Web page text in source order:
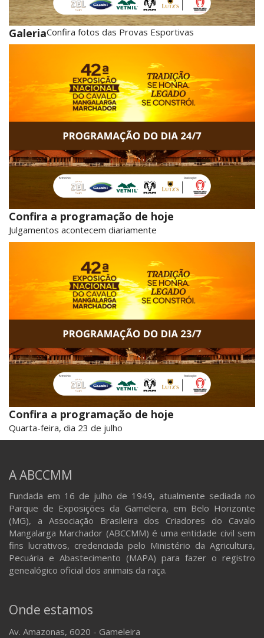
GaleriaConfira fotos das Provas Esportivas
Confira a programação de hoje
Julgamentos acontecem diariamente
Confira a programação de hoje
Quarta-feira, dia 23 de julho
A ABCCMM
Fundada em 16 de julho de 1949, atualmente sediada no
Parque de Exposições da Gameleira, em Belo Horizonte
(MG), a Associação Brasileira dos Criadores do Cavalo
Mangalarga Marchador (ABCCMM) é uma entidade civil sem
fins lucrativos, credenciada pelo Ministério da Agricultura,
Pecuária e Abastecimento (MAPA) para fazer o registro
genealógico oficial dos animais da raça.
Onde estamos
Av. Amazonas, 6020 - Gameleira